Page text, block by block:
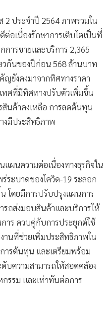
2 ประจำปี 2564 ภาพรวมใน
ต่อเนื่องรักษาการเติบโตเป็นที่
การขายและบริการ 2,365
วกันของปีก่อน 568 ล้านบาท
ยังคงมาจากทิศทางราคา
ทศที่มีทิศทางปรับตัวเพิ่มขึ้น
นค้าคงเหลือ การลดต้นทุน
งมีประสิทธิภาพ
ผนความต่อเนื่องทางธุรกิจใน
ะบาดของโควิด-19 ระลอก
โดยมีการปรับปรุงแผนการ
รถส่งมอบสินค้าและบริการให้
าร ควบคู่กับการประยุกต์ใช้
านที่ช่วยเพิ่มประสิทธิภาพใน
ารต้นทุน และเตรียมพร้อม
บความสามารถให้สอดคล้อง
รรม และเท่าทันต่อการ